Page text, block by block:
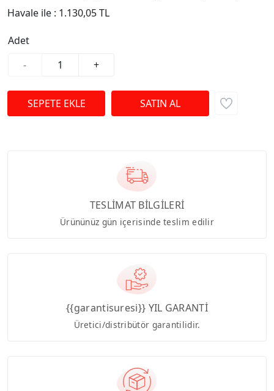
Havale ile : 1.130,05 TL
Adet
-
+
TESLİMAT BİLGİLERİ
Ürününüz gün içerisinde teslim edilir
{{garantisuresi}} YIL GARANTİ
Üretici/distribütör garantilidir.